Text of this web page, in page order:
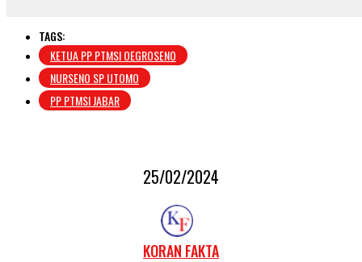
TAGS:
KETUA PP PTMSI OEGROSENO
NURSENO SP UTOMO
PP PTMSI JABAR
25/02/2024
KORAN FAKTA